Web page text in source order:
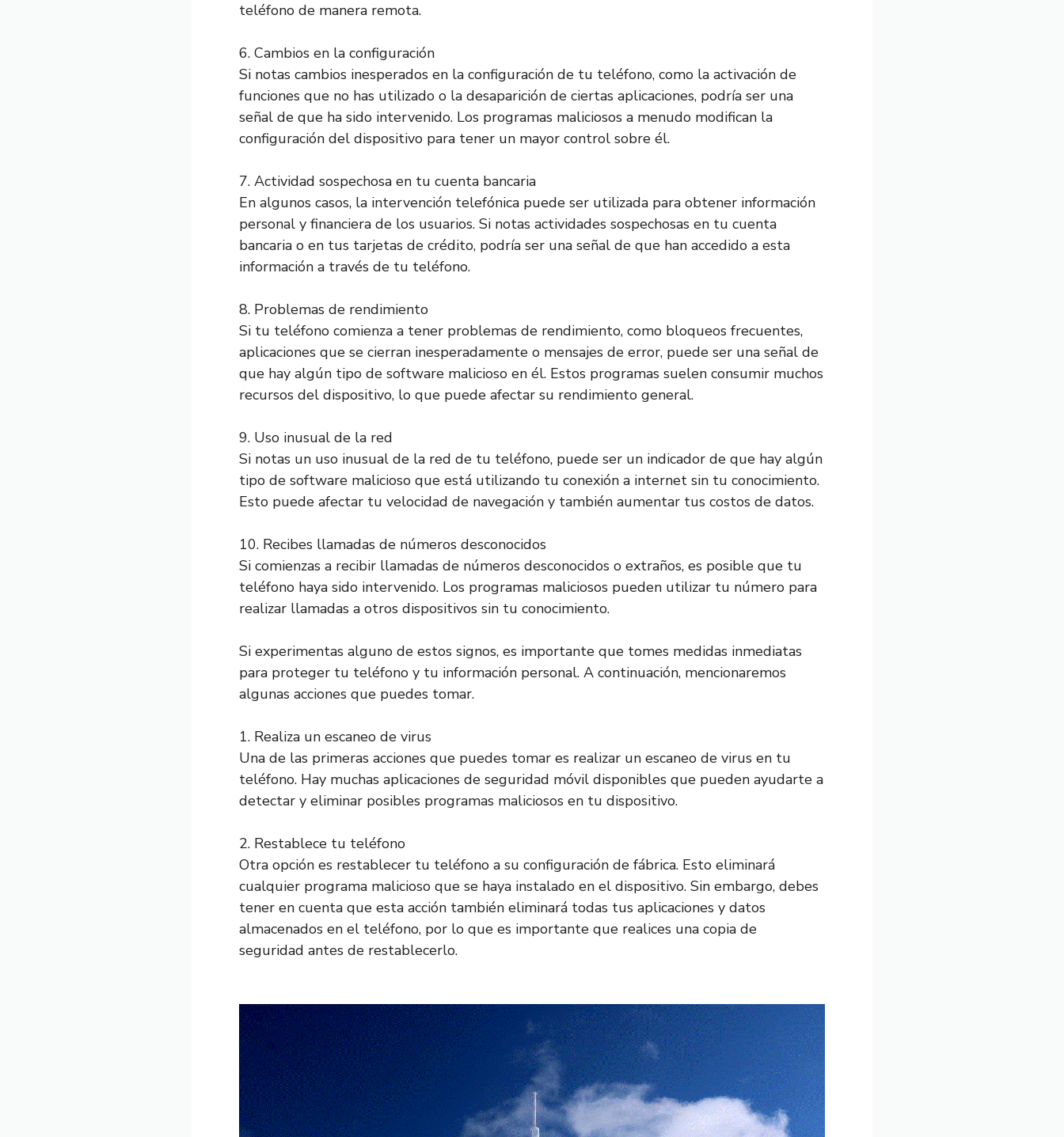
teléfono de manera remota.
6. Cambios en la configuración
Si notas cambios inesperados en la configuración de tu teléfono, como la activación de
funciones que no has utilizado o la desaparición de ciertas aplicaciones, podría ser una
señal de que ha sido intervenido. Los programas maliciosos a menudo modifican la
configuración del dispositivo para tener un mayor control sobre él.
7. Actividad sospechosa en tu cuenta bancaria
En algunos casos, la intervención telefónica puede ser utilizada para obtener información
personal y financiera de los usuarios. Si notas actividades sospechosas en tu cuenta
bancaria o en tus tarjetas de crédito, podría ser una señal de que han accedido a esta
información a través de tu teléfono.
8. Problemas de rendimiento
Si tu teléfono comienza a tener problemas de rendimiento, como bloqueos frecuentes,
aplicaciones que se cierran inesperadamente o mensajes de error, puede ser una señal de
que hay algún tipo de software malicioso en él. Estos programas suelen consumir muchos
recursos del dispositivo, lo que puede afectar su rendimiento general.
9. Uso inusual de la red
Si notas un uso inusual de la red de tu teléfono, puede ser un indicador de que hay algún
tipo de software malicioso que está utilizando tu conexión a internet sin tu conocimiento.
Esto puede afectar tu velocidad de navegación y también aumentar tus costos de datos.
10. Recibes llamadas de números desconocidos
Si comienzas a recibir llamadas de números desconocidos o extraños, es posible que tu
teléfono haya sido intervenido. Los programas maliciosos pueden utilizar tu número para
realizar llamadas a otros dispositivos sin tu conocimiento.
Si experimentas alguno de estos signos, es importante que tomes medidas inmediatas
para proteger tu teléfono y tu información personal. A continuación, mencionaremos
algunas acciones que puedes tomar.
1. Realiza un escaneo de virus
Una de las primeras acciones que puedes tomar es realizar un escaneo de virus en tu
teléfono. Hay muchas aplicaciones de seguridad móvil disponibles que pueden ayudarte a
detectar y eliminar posibles programas maliciosos en tu dispositivo.
2. Restablece tu teléfono
Otra opción es restablecer tu teléfono a su configuración de fábrica. Esto eliminará
cualquier programa malicioso que se haya instalado en el dispositivo. Sin embargo, debes
tener en cuenta que esta acción también eliminará todas tus aplicaciones y datos
almacenados en el teléfono, por lo que es importante que realices una copia de
seguridad antes de restablecerlo.